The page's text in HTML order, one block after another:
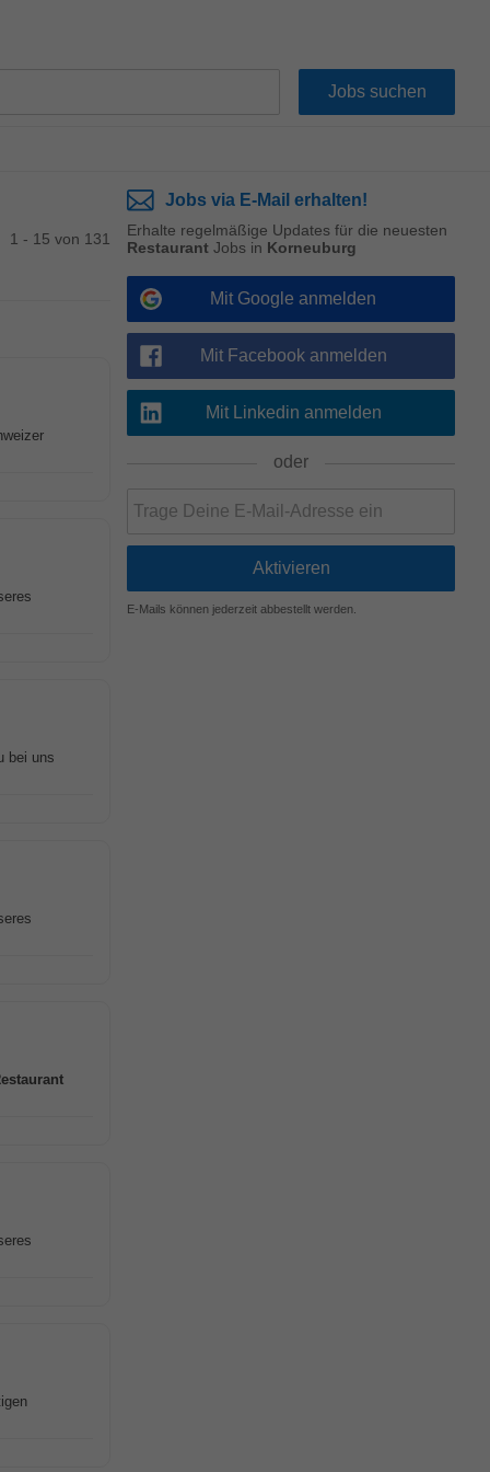
1 - 15 von 131
bei uns
Jobs via E-Mail erhalten!
Erhalte regelmäßige Updates für die neuesten
Restaurant Jobs in Korneuburg
Mit Google anmelden
Mit Facebook anmelden
Mit Linkedin anmelden
oder
E-Mails können jederzeit abbestellt werden.